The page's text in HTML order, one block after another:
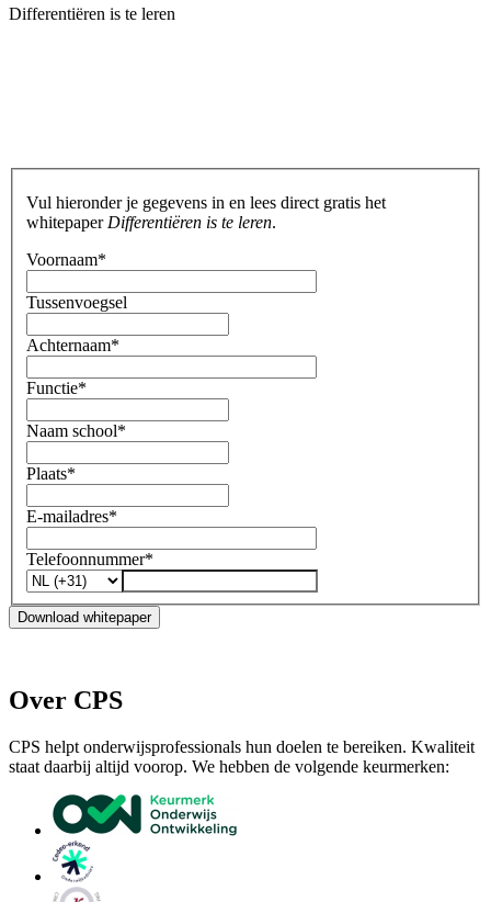
Differentiëren is te leren
Vul hieronder je gegevens in en lees direct gratis het
whitepaper Differentiëren is te leren.
Voornaam*
Tussenvoegsel
Achternaam*
Functie*
Naam school*
Plaats*
E-mailadres*
Telefoonnummer*
Download whitepaper
Over CPS
CPS helpt onderwijsprofessionals hun doelen te bereiken. Kwaliteit
staat daarbij altijd voorop. We hebben de volgende keurmerken: